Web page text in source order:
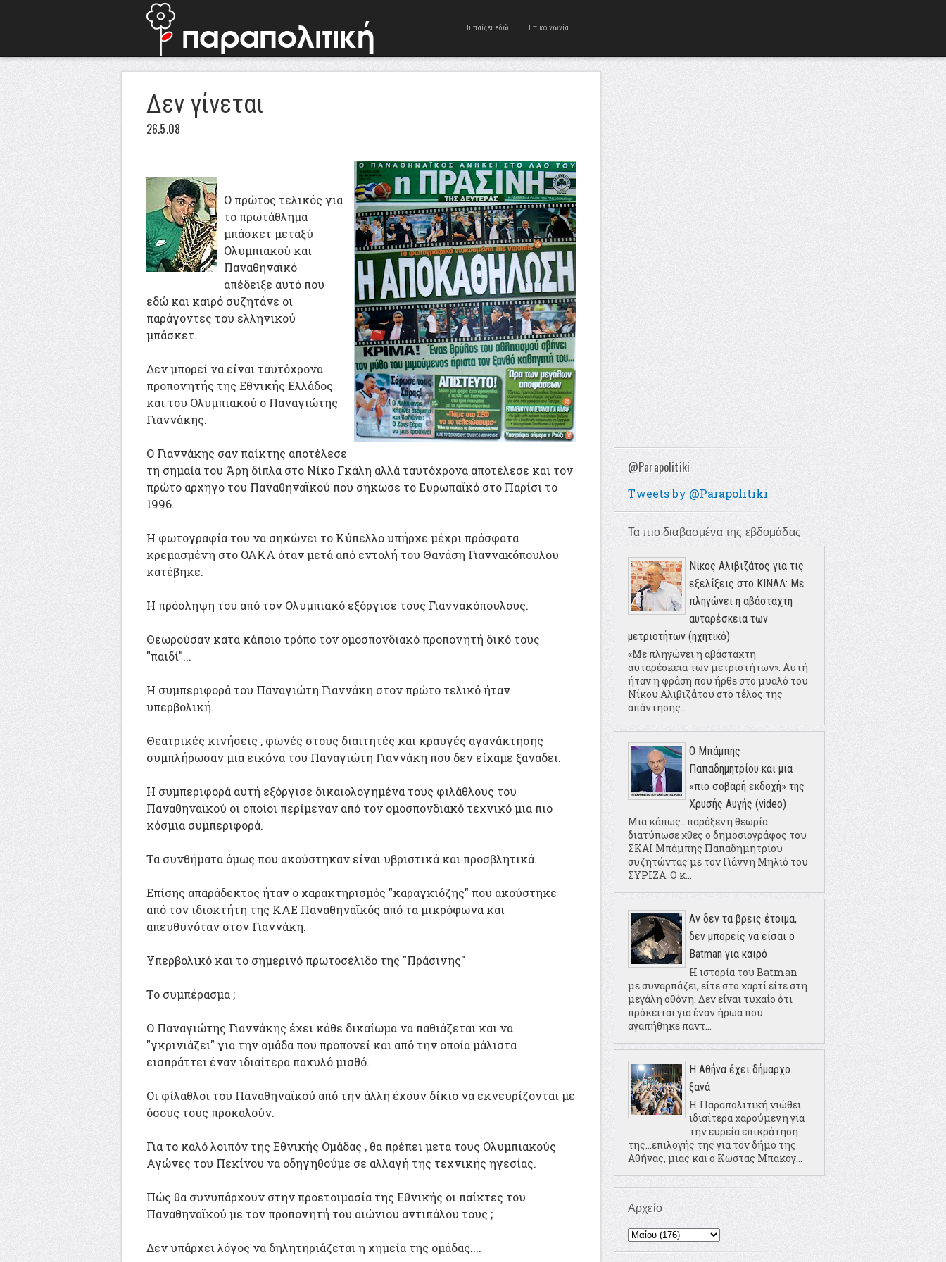
Τι παίζει εδώ Επικοινωνία
Δεν γίνεται
26.5.08
Ο πρώτος τελικός για
το πρωτάθλημα
μπάσκετ μεταξύ
Ολυμπιακού και
Παναθηναϊκό
απέδειξε αυτό που
εδώ και καιρό συζητάνε οι
παράγοντες του ελληνικού
μπάσκετ.
Δεν μπορεί να είναι ταυτόχρονα
προπονητής της Εθνικής Ελλάδος
και του Ολυμπιακού ο Παναγιώτης
Γιαννάκης.
Ο Γιαννάκης σαν παίκτης αποτέλεσε
τη σημαία του Άρη δίπλα στο Νίκο Γκάλη αλλά ταυτόχρονα αποτέλεσε και τον
πρώτο αρχηγο του Παναθηναϊκού που σήκωσε το Ευρωπαϊκό στο Παρίσι το
1996.
Η φωτογραφία του να σηκώνει το Κύπελλο υπήρχε μέχρι πρόσφατα
κρεμασμένη στο ΟΑΚΑ όταν μετά από εντολή του Θανάση Γιαννακόπουλου
κατέβηκε.
Η πρόσληψη του από τον Ολυμπιακό εξόργισε τους Γιαννακόπουλους.
Θεωρούσαν κατα κάποιο τρόπο τον ομοσπονδιακό προπονητή δικό τους
"παιδί"...
Η συμπεριφορά του Παναγιώτη Γιαννάκη στον πρώτο τελικό ήταν
υπερβολική.
Θεατρικές κινήσεις , φωνές στους διαιτητές και κραυγές αγανάκτησης
συμπλήρωσαν μια εικόνα του Παναγιώτη Γιαννάκη που δεν είχαμε ξαναδει.
Η συμπεριφορά αυτή εξόργισε δικαιολογημένα τους φιλάθλους του
Παναθηναϊκού οι οποίοι περίμεναν από τον ομοσπονδιακό τεχνικό μια πιο
κόσμια συμπεριφορά.
Τα συνθήματα όμως που ακούστηκαν είναι υβριστικά και προσβλητικά.
Επίσης απαράδεκτος ήταν ο χαρακτηρισμός "καραγκιόζης" που ακούστηκε
από τον ιδιοκτήτη της ΚΑΕ Παναθηναϊκός από τα μικρόφωνα και
απευθυνόταν στον Γιαννάκη.
Υπερβολικό και το σημερινό πρωτοσέλιδο της "Πράσινης"
Το συμπέρασμα ;
Ο Παναγιώτης Γιαννάκης έχει κάθε δικαίωμα να παθιάζεται και να
"γκρινιάζει" για την ομάδα που προπονεί και από την οποία μάλιστα
εισπράττει έναν ιδιαίτερα παχυλό μισθό.
Οι φίλαθλοι του Παναθηναϊκού από την άλλη έχουν δίκιο να εκνευρίζονται με
όσους τους προκαλούν.
Για το καλό λοιπόν της Εθνικής Ομάδας , θα πρέπει μετα τους Ολυμπιακούς
Αγώνες του Πεκίνου να οδηγηθούμε σε αλλαγή της τεχνικής ηγεσίας.
Πώς θα συνυπάρχουν στην προετοιμασία της Εθνικής οι παίκτες του
Παναθηναϊκού με τον προπονητή του αιώνιου αντιπάλου τους ;
Δεν υπάρχει λόγος να δηλητηριάζεται η χημεία της ομάδας....
@Parapolitiki
Tweets by @Parapolitiki
Τα πιο διαβασμένα της εβδομάδας
Νίκος Αλιβιζάτος για τις
εξελίξεις στο ΚΙΝΑΛ: Με
πληγώνει η αβάσταχτη
αυταρέσκεια των
μετριοτήτων (ηχητικό)
«Με πληγώνει η αβάσταχτη
αυταρέσκεια των μετριοτήτων». Αυτή
ήταν η φράση που ήρθε στο μυαλό του
Νίκου Αλιβιζάτου στο τέλος της
απάντησης...
Ο Μπάμπης
Παπαδημητρίου και μια
«πιο σοβαρή εκδοχή» της
Χρυσής Αυγής (video)
Μια κάπως...παράξενη θεωρία
διατύπωσε χθες ο δημοσιογράφος του
ΣΚΑΙ Μπάμπης Παπαδημητρίου
συζητώντας με τον Γιάννη Μηλιό του
ΣΥΡΙΖΑ. Ο κ...
Αν δεν τα βρεις έτοιμα,
δεν μπορείς να είσαι ο
Batman για καιρό
Η ιστορία του Batman
με συναρπάζει, είτε στο χαρτί είτε στη
μεγάλη οθόνη. Δεν είναι τυχαίο ότι
πρόκειται για έναν ήρωα που
αγαπήθηκε παντ...
Η Αθήνα έχει δήμαρχο
ξανά
Η Παραπολιτική νιώθει
ιδιαίτερα χαρούμενη για
την ευρεία επικράτηση
της...επιλογής της για τον δήμο της
Αθήνας, μιας και ο Κώστας Μπακογ...
Αρχείο